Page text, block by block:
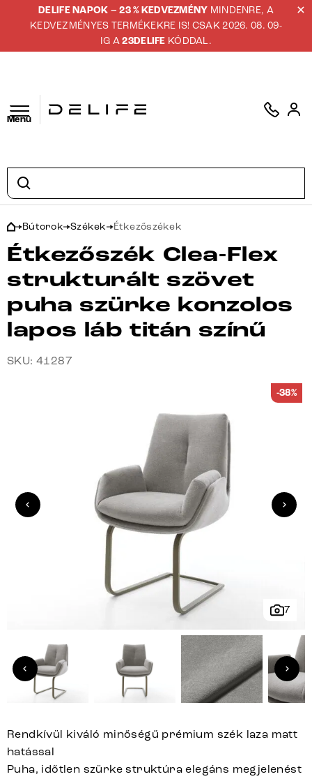
DELIFE NAPOK – 23 % KEDVEZMÉNY MINDENRE, A
KEDVEZMÉNYES TERMÉKEKRE IS! CSAK 2026. 08. 09-
IG A23DELIFE KÓDDAL.
Menü
Bútorok Székek Étkezőszékek
Étkezőszék Clea-Flex
strukturált szövet
puha szürke konzolos
lapos láb titán színű
SKU: 41287
7
-38%
Rendkívül kiváló minőségű prémium szék laza matt
hatással
Puha, időtlen szürke struktúra elegáns megjelenést